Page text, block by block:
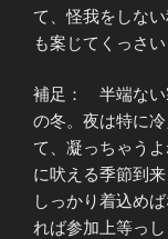
て、怪我をしな
も案じてくっさい
補足： 半端ない
の冬。夜は特に
て、凝っちゃう
に吠える季節到
しっかり着込め
れば参加上等っ